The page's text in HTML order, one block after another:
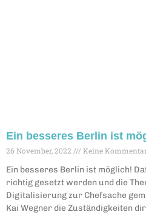
Ein besseres Berlin ist
26 November, 2022 Keine
Ein besseres Berlin ist möglich!
richtig gesetzt werden und die
Digitalisierung zur Chefsache
Kai Wegner die Zuständigkeiten